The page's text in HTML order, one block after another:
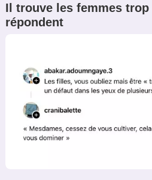
Il trouve les femmes
répondent